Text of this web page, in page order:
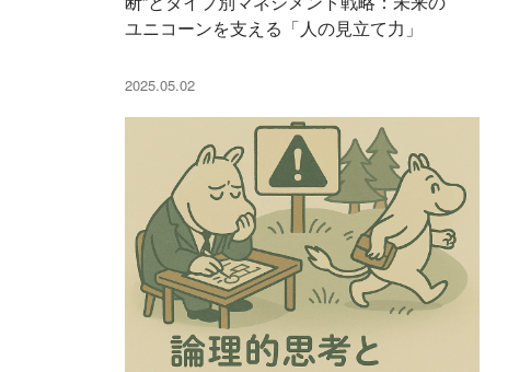
ユニコーンを支える「人の見立て力」
2025.05.02